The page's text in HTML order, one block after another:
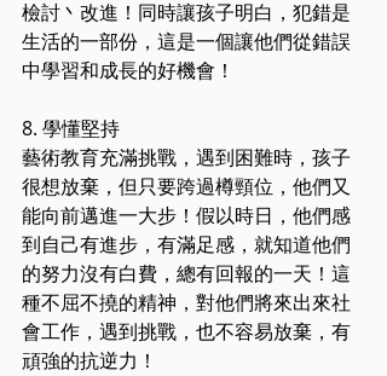
檢討丶改進！同時讓孩子明白，犯錯是
生活的一部份，這是一個讓他們從錯誤
中學習和成長的好機會！
8. 學懂堅持
藝術教育充滿挑戰，遇到困難時，孩子
很想放棄，但只要跨過樽頸位，他們又
能向前邁進一大步！假以時日，他們感
到自己有進步，有滿足感，就知道他們
的努力沒有白費，總有回報的一天！這
種不屈不撓的精神，對他們將來出來社
會工作，遇到挑戰，也不容易放棄，有
頑強的抗逆力！